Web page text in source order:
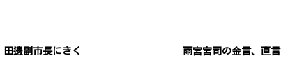
田邊副市長にきく 雨宮宮司の金言、直言